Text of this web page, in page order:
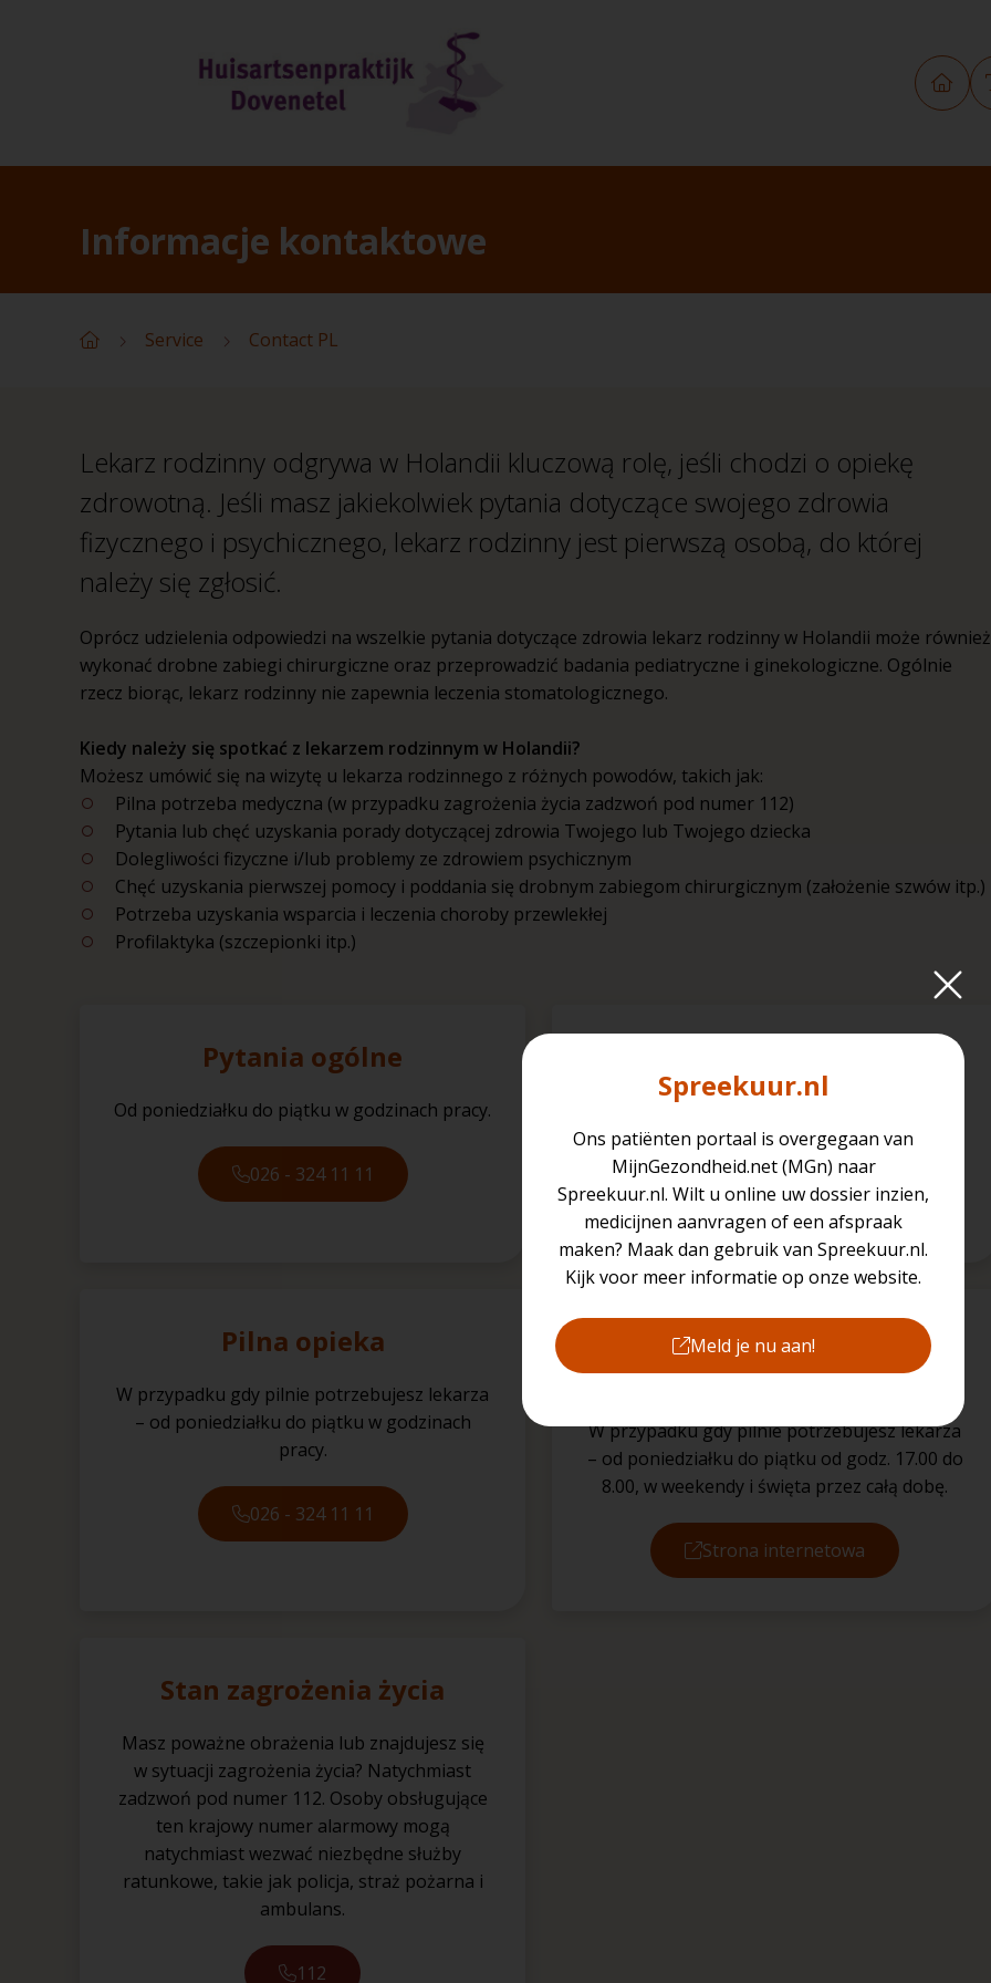
Informacje kontaktowe
Service Contact PL
Lekarz rodzinny odgrywa w Holandii kluczową rolę, jeśli chodzi o opiekę
zdrowotną. Jeśli masz jakiekolwiek pytania dotyczące swojego zdrowia
fizycznego i psychicznego, lekarz rodzinny jest pierwszą osobą, do której
należy się zgłosić.
Oprócz udzielenia odpowiedzi na wszelkie pytania dotyczące zdrowia lekarz rodzinny w Holandii może również
wykonać drobne zabiegi chirurgiczne oraz przeprowadzić badania pediatryczne i ginekologiczne. Ogólnie
rzecz biorąc, lekarz rodzinny nie zapewnia leczenia stomatologicznego.
Kiedy należy się spotkać z lekarzem rodzinnym w Holandii?
Możesz umówić się na wizytę u lekarza rodzinnego z różnych powodów, takich jak:
Pilna potrzeba medyczna (w przypadku zagrożenia życia zadzwoń pod numer 112)
Pytania lub chęć uzyskania porady dotyczącej zdrowia Twojego lub Twojego dziecka
Dolegliwości fizyczne i/lub problemy ze zdrowiem psychicznym
Chęć uzyskania pierwszej pomocy i poddania się drobnym zabiegom chirurgicznym (założenie szwów itp.)
Potrzeba uzyskania wsparcia i leczenia choroby przewlekłej
Profilaktyka (szczepionki itp.)
Pytania ogólne
Od poniedziałku do piątku w godzinach pracy.
026 - 324 11 11
Możesz poprosić o odnowienie recept na leki
stosowane przewlekle.
026 - 324 11 11
Pilna opieka
W przypadku gdy pilnie potrzebujesz lekarza
– od poniedziałku do piątku w godzinach
pracy.
026 - 324 11 11
Pilna opieka poza godzinami
pracy
W przypadku gdy pilnie potrzebujesz lekarza
– od poniedziałku do piątku od godz. 17.00 do
8.00, w weekendy i święta przez całą dobę.
Strona internetowa
Stan zagrożenia życia
Masz poważne obrażenia lub znajdujesz się
w sytuacji zagrożenia życia? Natychmiast
zadzwoń pod numer 112. Osoby obsługujące
ten krajowy numer alarmowy mogą
natychmiast wezwać niezbędne służby
ratunkowe, takie jak policja, straż pożarna i
ambulans.
112
Spreekuur.nl
Ons patiënten portaal is overgegaan van
MijnGezondheid.net (MGn) naar
Spreekuur.nl. Wilt u online uw dossier inzien,
medicijnen aanvragen of een afspraak
maken? Maak dan gebruik van Spreekuur.nl.
Kijk voor meer informatie op onze website.
Meld je nu aan!